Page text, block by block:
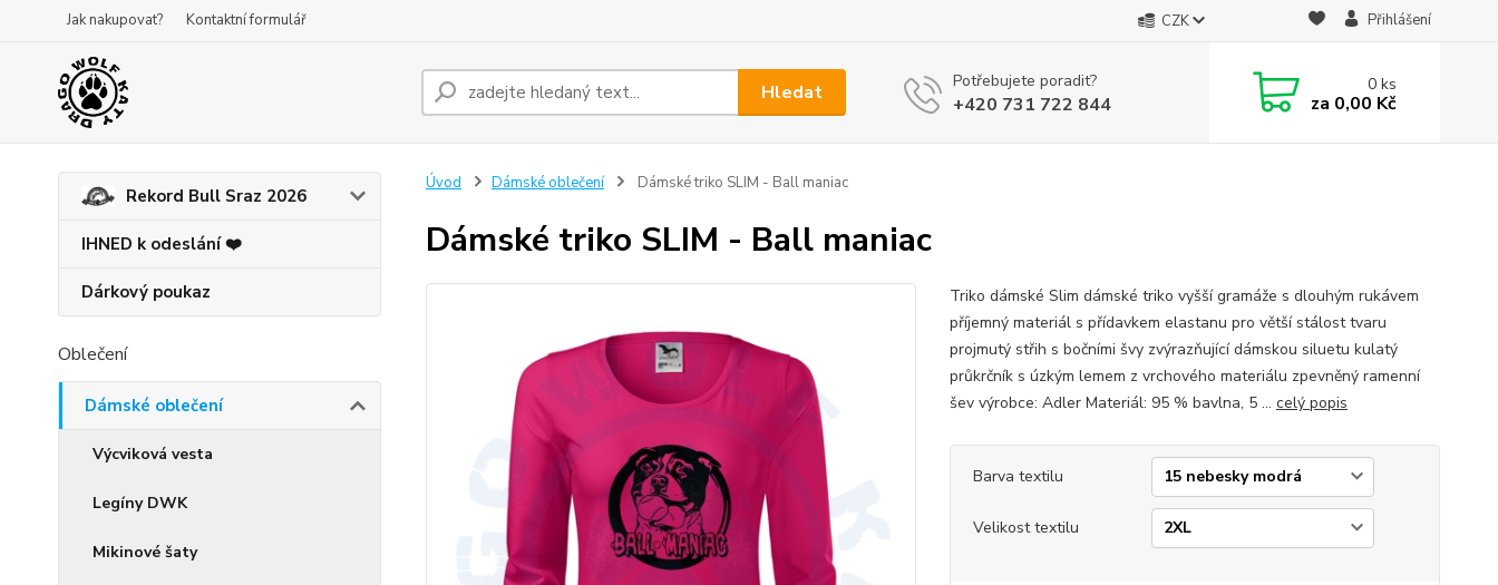
Jak nakupovat? Kontaktní formulář CZK Přihlášení
Hledat Potřebujete poradit?
+420 731 722 844
0ks
za 0,00 Kč
Rekord Bull Sraz 2026
IHNED k odeslání ❤️
Dárkový poukaz
Oblečení
Dámské oblečení
Výcviková vesta
Legíny DWK
Mikinové šaty
Úvod Dámské oblečení Dámské triko SLIM - Ball maniac
Dámské triko SLIM - Ball maniac
Triko dámské Slim dámské triko vyšší gramáže s dlouhým rukávem
příjemný materiál s přídavkem elastanu pro větší stálost tvaru
projmutý střih s bočními švy zvýrazňující dámskou siluetu kulatý
průkrčník s úzkým lemem z vrchového materiálu zpevněný ramenní
šev výrobce: Adler Materiál: 95 % bavlna, 5 ... celý popis
Barva textilu
Velikost textilu